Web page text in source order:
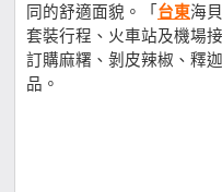
同的舒適面貌。「 台東海
套裝行程、火車站及機場
訂購麻糬、剝皮辣椒、釋
品。